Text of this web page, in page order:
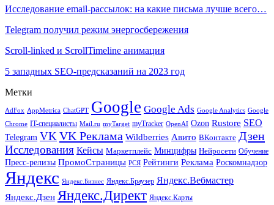
Исследование email-рассылок: на какие письма лучше всего…
Telegram получил режим энергосбережения
Scroll-linked и ScrollTimeline анимация
5 западных SEO-предсказаний на 2023 год
Метки
AdFox AppMetrica ChatGPT Google Google Ads Google Analytics Google
Chrome IT-специалисты Mail.ru myTarget myTracker OpenAI Ozon Rustore SEO
Telegram VK VK Реклама Wildberries Авито ВКонтакте Дзен
Исследования Кейсы Маркетплейс Минцифры Нейросети Обучение
Пресс-релизы ПромоСтраницы РСЯ Рейтинги Реклама Роскомнадзор
Яндекс Яндекс.Бизнес Яндекс.Браузер Яндекс.Вебмастер
Яндекс.Дзен Яндекс.Директ Яндекс.Карты